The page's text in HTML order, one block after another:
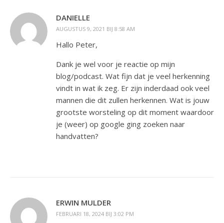
DANIELLE
AUGUSTUS 9, 2021 BIJ 8:58 AM
Hallo Peter,
Dank je wel voor je reactie op mijn
blog/podcast. Wat fijn dat je veel herkenning
vindt in wat ik zeg. Er zijn inderdaad ook veel
mannen die dit zullen herkennen. Wat is jouw
grootste worsteling op dit moment waardoor
je (weer) op google ging zoeken naar
handvatten?
ERWIN MULDER
FEBRUARI 18, 2024 BIJ 3:02 PM